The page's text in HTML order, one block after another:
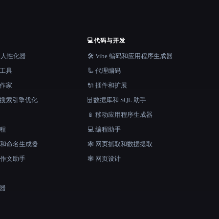
性化器
具
家
索引擎优化
命名生成器
文助手
💻代码与开发
🛠️ Vibe 编码和应用程序生成器
🦾 代理编码
🔌 插件和扩展
🗄️ 数据库和 SQL 助手
📱 移动应用程序生成器
💻 编程助手
🕸️ 网页抓取和数据提取
🕸 网页设计